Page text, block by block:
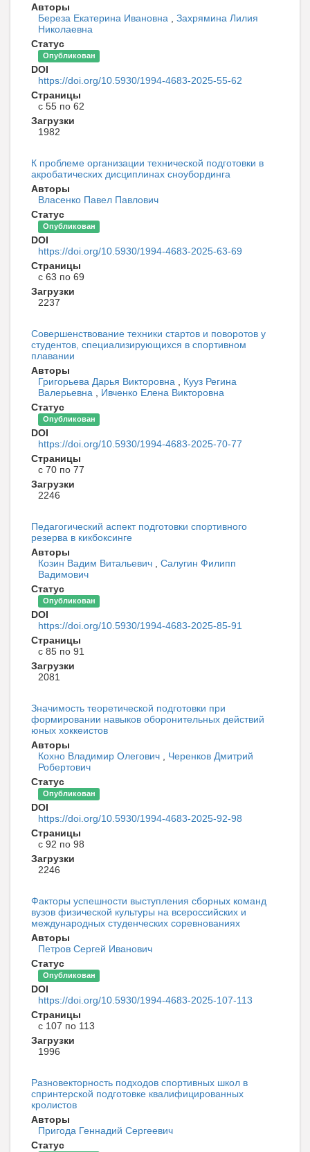
Авторы
Береза Екатерина Ивановна , Захрямина Лилия
Николаевна
Статус
Опубликован
DOI
https://doi.org/10.5930/1994-4683-2025-55-62
Страницы
с 55 по 62
Загрузки
1982
К проблеме организации технической подготовки в
акробатических дисциплинах сноубординга
Авторы
Власенко Павел Павлович
Статус
Опубликован
DOI
https://doi.org/10.5930/1994-4683-2025-63-69
Страницы
с 63 по 69
Загрузки
2237
Совершенствование техники стартов и поворотов у
студентов, специализирующихся в спортивном
плавании
Авторы
Григорьева Дарья Викторовна , Кууз Регина
Валерьевна , Ивченко Елена Викторовна
Статус
Опубликован
DOI
https://doi.org/10.5930/1994-4683-2025-70-77
Страницы
с 70 по 77
Загрузки
2246
Педагогический аспект подготовки спортивного
резерва в кикбоксинге
Авторы
Козин Вадим Витальевич , Салугин Филипп
Вадимович
Статус
Опубликован
DOI
https://doi.org/10.5930/1994-4683-2025-85-91
Страницы
с 85 по 91
Загрузки
2081
Значимость теоретической подготовки при
формировании навыков оборонительных действий
юных хоккеистов
Авторы
Кохно Владимир Олегович , Черенков Дмитрий
Робертович
Статус
Опубликован
DOI
https://doi.org/10.5930/1994-4683-2025-92-98
Страницы
с 92 по 98
Загрузки
2246
Факторы успешности выступления сборных команд
вузов физической культуры на всероссийских и
международных студенческих соревнованиях
Авторы
Петров Сергей Иванович
Статус
Опубликован
DOI
https://doi.org/10.5930/1994-4683-2025-107-113
Страницы
с 107 по 113
Загрузки
1996
Разновекторность подходов спортивных школ в
спринтерской подготовке квалифицированных
кролистов
Авторы
Пригода Геннадий Сергеевич
Статус